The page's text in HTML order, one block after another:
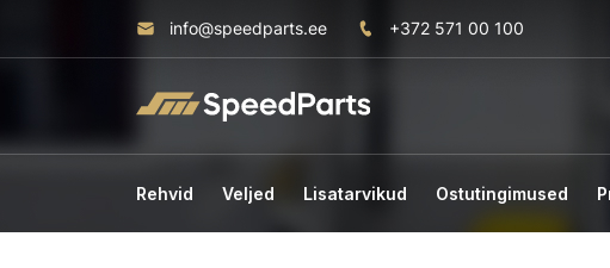
info@speedparts.ee +372 571 00 100
Rehvid Veljed Lisatarvikud Ostutingimused